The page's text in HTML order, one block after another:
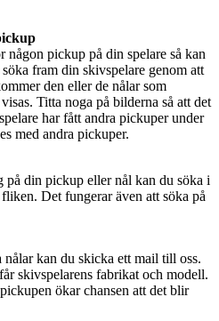
pickup på din spelare så kan
fram din skivspelare genom att
den eller de nålar som
Titta noga på bilderna så att det
har fått andra pickuper under
med andra pickuper.
på din pickup eller nål kan du söka i
Det fungerar även att söka på
kan du skicka ett mail till oss.
skivspelarens fabrikat och modell.
ökar chansen att det blir